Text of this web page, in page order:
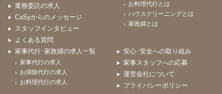
業務委託の求人
CaSyからのメッセージ
スタッフインタビュー
よくある質問
お料理代行とは
ハウスクリーニングとは
家政婦とは
家事代行･家政婦の求人一覧
家事代行の求人
お掃除代行の求人
お料理代行の求人
安心･安全への取り組み
家事スタッフへの応募
運営会社について
プライバシーポリシー